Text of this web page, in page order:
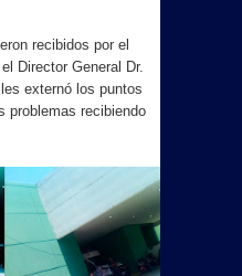
recibidos por el
Director General Dr.
externó los puntos
problemas recibiendo